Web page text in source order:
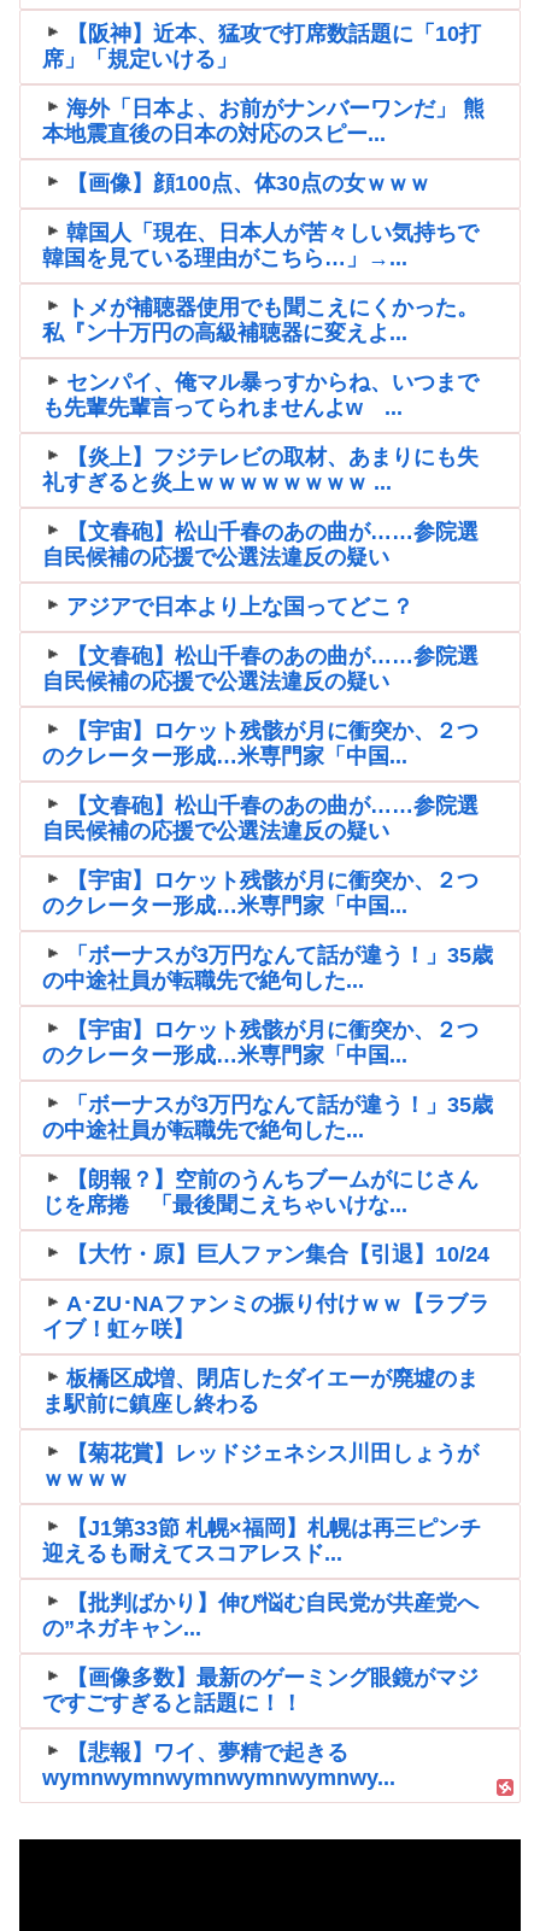
【阪神】近本、猛攻で打席数話題に「10打
席」「規定いける」
海外「日本よ、お前がナンバーワンだ」 熊
本地震直後の日本の対応のスピー...
【画像】顔100点、体30点の女ｗｗｗ
韓国人「現在、日本人が苦々しい気持ちで
韓国を見ている理由がこちら…」→...
トメが補聴器使用でも聞こえにくかった。
私『ン十万円の高級補聴器に変えよ...
センパイ、俺マル暴っすからね、いつまで
も先輩先輩言ってられませんよw ...
【炎上】フジテレビの取材、あまりにも失
礼すぎると炎上ｗｗｗｗｗｗｗｗ ...
【文春砲】松山千春のあの曲が……参院選
自民候補の応援で公選法違反の疑い
アジアで日本より上な国ってどこ？
【文春砲】松山千春のあの曲が……参院選
自民候補の応援で公選法違反の疑い
【宇宙】ロケット残骸が月に衝突か、２つ
のクレーター形成…米専門家「中国...
【文春砲】松山千春のあの曲が……参院選
自民候補の応援で公選法違反の疑い
【宇宙】ロケット残骸が月に衝突か、２つ
のクレーター形成…米専門家「中国...
「ボーナスが3万円なんて話が違う！」35歳
の中途社員が転職先で絶句した...
【宇宙】ロケット残骸が月に衝突か、２つ
のクレーター形成…米専門家「中国...
「ボーナスが3万円なんて話が違う！」35歳
の中途社員が転職先で絶句した...
【朗報？】空前のうんちブームがにじさん
じを席捲 「最後聞こえちゃいけな...
【大竹・原】巨人ファン集合【引退】10/24
A･ZU･NAファンミの振り付けｗｗ【ラブラ
イブ！虹ヶ咲】
板橋区成増、閉店したダイエーが廃墟のま
ま駅前に鎮座し終わる
【菊花賞】レッドジェネシス川田しょうが
ｗｗｗｗ
【J1第33節 札幌×福岡】札幌は再三ピンチ
迎えるも耐えてスコアレスド...
【批判ばかり】伸び悩む自民党が共産党へ
の”ネガキャン...
【画像多数】最新のゲーミング眼鏡がマジ
ですごすぎると話題に！！
【悲報】ワイ、夢精で起きる
wymnwymnwymnwymnwymnwy...